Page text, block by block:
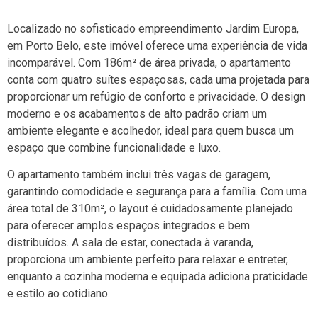
Localizado no sofisticado empreendimento Jardim Europa,
em Porto Belo, este imóvel oferece uma experiência de vida
incomparável. Com 186m² de área privada, o apartamento
conta com quatro suítes espaçosas, cada uma projetada para
proporcionar um refúgio de conforto e privacidade. O design
moderno e os acabamentos de alto padrão criam um
ambiente elegante e acolhedor, ideal para quem busca um
espaço que combine funcionalidade e luxo.
O apartamento também inclui três vagas de garagem,
garantindo comodidade e segurança para a família. Com uma
área total de 310m², o layout é cuidadosamente planejado
para oferecer amplos espaços integrados e bem
distribuídos. A sala de estar, conectada à varanda,
proporciona um ambiente perfeito para relaxar e entreter,
enquanto a cozinha moderna e equipada adiciona praticidade
e estilo ao cotidiano.